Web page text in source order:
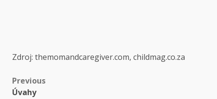
Zdroj: themomandcaregiver.com, childmag.co.za
Previous
Úvahy